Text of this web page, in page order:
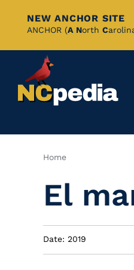
Skip
Content
NEW ANCHOR SITE
ANCHOR (A North C
Home
El
Date: 2019